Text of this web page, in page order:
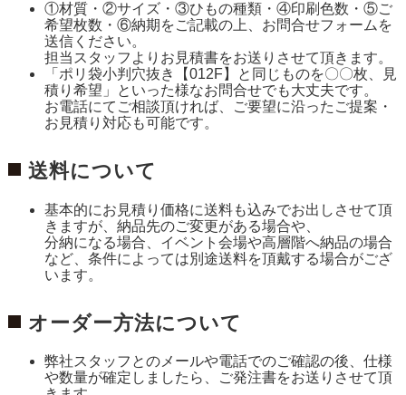
①材質・②サイズ・③ひもの種類・④印刷色数・⑤ご
希望枚数・⑥納期をご記載の上、お問合せフォームを
送信ください。
担当スタッフよりお見積書をお送りさせて頂きます。
「ポリ袋小判穴抜き【012F】と同じものを〇〇枚、見
積り希望」といった様なお問合せでも大丈夫です。
お電話にてご相談頂ければ、ご要望に沿ったご提案・
お見積り対応も可能です。
送料について
基本的にお見積り価格に送料も込みでお出しさせて頂
きますが、納品先のご変更がある場合や、
分納になる場合、イベント会場や高層階へ納品の場合
など、条件によっては別途送料を頂戴する場合がござ
います。
オーダー方法について
弊社スタッフとのメールや電話でのご確認の後、仕様
や数量が確定しましたら、ご発注書をお送りさせて頂